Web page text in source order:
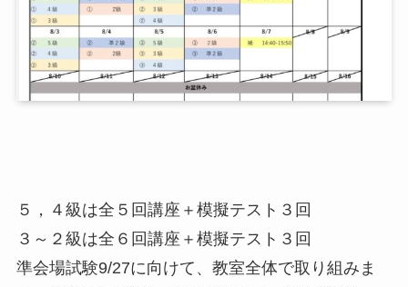
５，４級は全５回講座＋模擬テスト３回
３～２級は全６回講座＋模擬テスト３回
準会場試験9/27に向けて、教室全体で取り組みま